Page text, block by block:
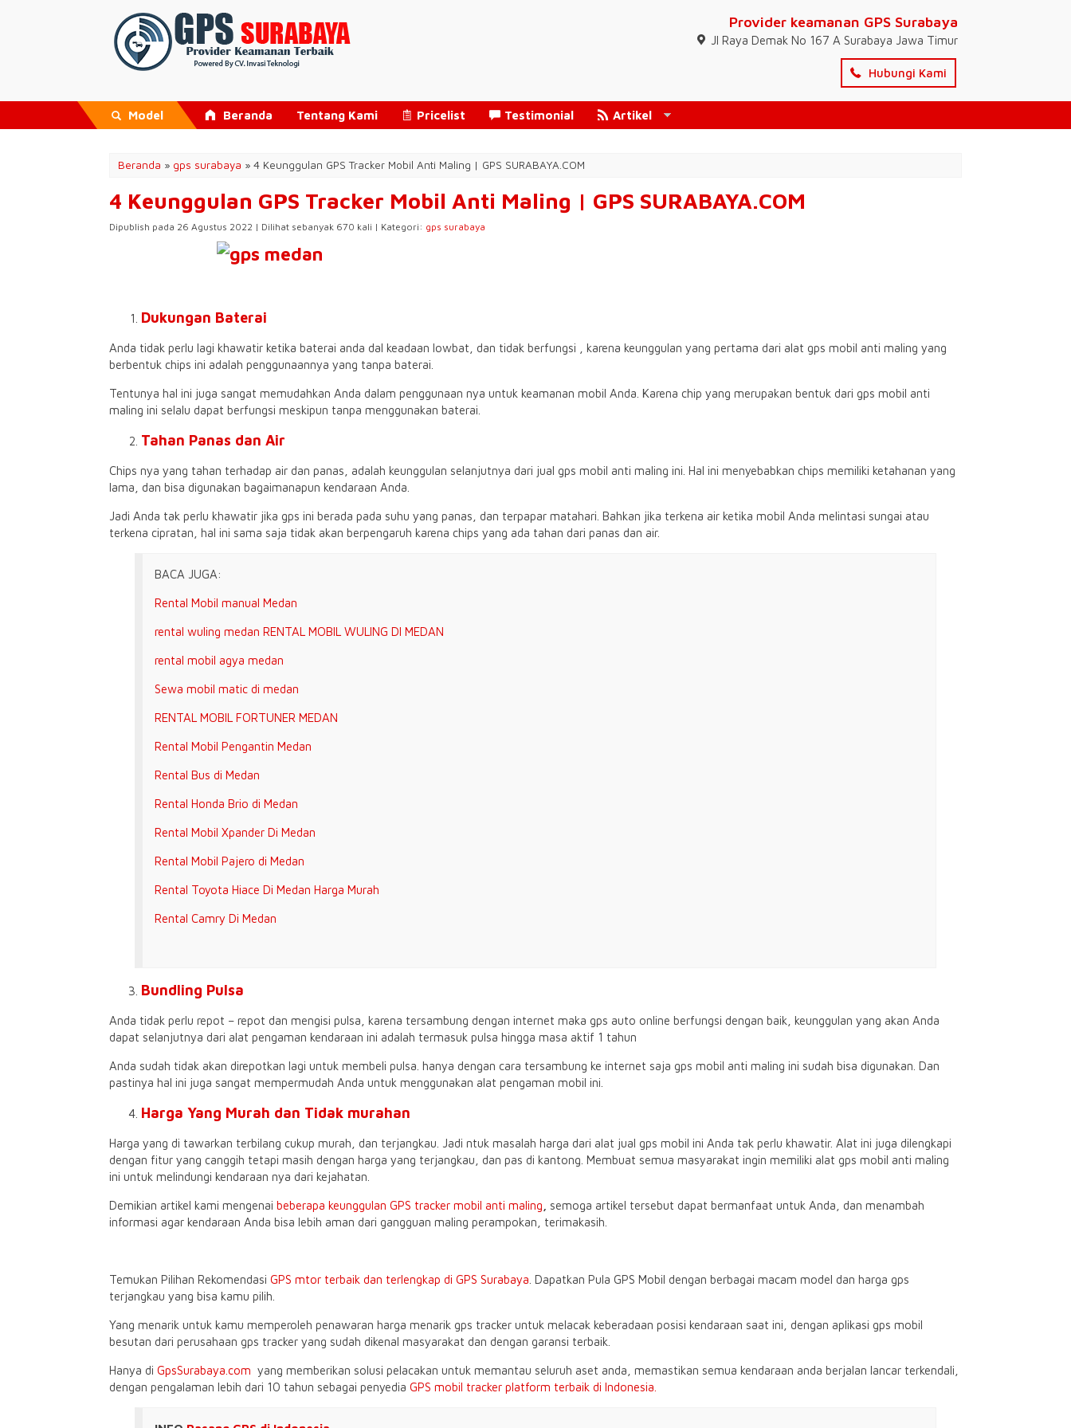
Provider keamanan GPS Surabaya
Jl Raya Demak No 167 A Surabaya Jawa Timur
Hubungi Kami
Model Beranda Tentang Kami Pricelist Testimonial Artikel
Beranda » gps surabaya » 4 Keunggulan GPS Tracker Mobil Anti Maling | GPS SURABAYA.COM
4 Keunggulan GPS Tracker Mobil Anti Maling | GPS SURABAYA.COM
Dipublish pada 26 Agustus 2022 | Dilihat sebanyak 670 kali | Kategori: gps surabaya
Dukungan Baterai
Anda tidak perlu lagi khawatir ketika baterai anda dal keadaan lowbat, dan tidak berfungsi , karena keunggulan yang pertama dari alat gps mobil anti maling yang
berbentuk chips ini adalah penggunaannya yang tanpa baterai.
Tentunya hal ini juga sangat memudahkan Anda dalam penggunaan nya untuk keamanan mobil Anda. Karena chip yang merupakan bentuk dari gps mobil anti
maling ini selalu dapat berfungsi meskipun tanpa menggunakan baterai.
Tahan Panas dan Air
Chips nya yang tahan terhadap air dan panas, adalah keunggulan selanjutnya dari jual gps mobil anti maling ini. Hal ini menyebabkan chips memiliki ketahanan yang
lama, dan bisa digunakan bagaimanapun kendaraan Anda.
Jadi Anda tak perlu khawatir jika gps ini berada pada suhu yang panas, dan terpapar matahari. Bahkan jika terkena air ketika mobil Anda melintasi sungai atau
terkena cipratan, hal ini sama saja tidak akan berpengaruh karena chips yang ada tahan dari panas dan air.
BACA JUGA:
Rental Mobil manual Medan
rental wuling medan RENTAL MOBIL WULING DI MEDAN
rental mobil agya medan
Sewa mobil matic di medan
RENTAL MOBIL FORTUNER MEDAN
Rental Mobil Pengantin Medan
Rental Bus di Medan
Rental Honda Brio di Medan
Rental Mobil Xpander Di Medan
Rental Mobil Pajero di Medan
Rental Toyota Hiace Di Medan Harga Murah
Rental Camry Di Medan
Bundling Pulsa
Anda tidak perlu repot – repot dan mengisi pulsa, karena tersambung dengan internet maka gps auto online berfungsi dengan baik, keunggulan yang akan Anda
dapat selanjutnya dari alat pengaman kendaraan ini adalah termasuk pulsa hingga masa aktif 1 tahun
Anda sudah tidak akan direpotkan lagi untuk membeli pulsa. hanya dengan cara tersambung ke internet saja gps mobil anti maling ini sudah bisa digunakan. Dan
pastinya hal ini juga sangat mempermudah Anda untuk menggunakan alat pengaman mobil ini.
Harga Yang Murah dan Tidak murahan
Harga yang di tawarkan terbilang cukup murah, dan terjangkau. Jadi ntuk masalah harga dari alat jual gps mobil ini Anda tak perlu khawatir. Alat ini juga dilengkapi
dengan fitur yang canggih tetapi masih dengan harga yang terjangkau, dan pas di kantong. Membuat semua masyarakat ingin memiliki alat gps mobil anti maling
ini untuk melindungi kendaraan nya dari kejahatan.
Demikian artikel kami mengenai beberapa keunggulan GPS tracker mobil anti maling
semoga artikel tersebut dapat bermanfaat untuk Anda, dan menambah
informasi agar kendaraan Anda bisa lebih aman dari gangguan maling perampokan, terimakasih.
Temukan Pilihan Rekomendasi GPS mtor terbaik dan terlengkap di GPS Surabaya . Dapatkan Pula GPS Mobil dengan berbagai macam model dan harga gps
terjangkau yang bisa kamu pilih.
Yang menarik untuk kamu memperoleh penawaran harga menarik gps tracker untuk melacak keberadaan posisi kendaraan saat ini, dengan aplikasi gps mobil
besutan dari perusahaan gps tracker yang sudah dikenal masyarakat dan dengan garansi terbaik.
Hanya di GpsSurabaya.com yang memberikan solusi pelacakan untuk memantau seluruh aset anda, memastikan semua kendaraan anda berjalan lancar terkendali,
dengan pengalaman lebih dari 10 tahun sebagai penyedia GPS mobil tracker platform terbaik di Indonesia.